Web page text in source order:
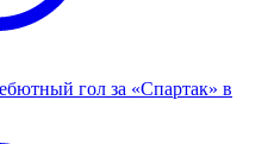
гол за «Спартак» в